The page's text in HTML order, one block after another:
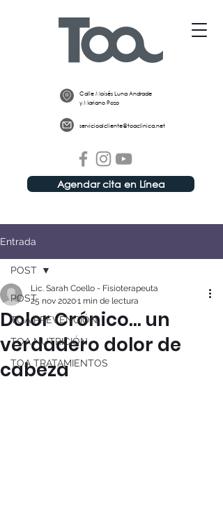
Calle Moisés Luna Andrade
y Mariano Pozo
servicioalcliente@toaclinica.net
Agendar cita en Línea
Entrada
POST
TOA PREVENCIÓN
TOA NUTRICIÓN
TOA TRATAMIENTOS
POST
Dolor Crónico... un
verdadero dolor de
cabeza
Lic. Sarah Coello - Fisioterapeuta
25 nov 20201 min de lectura